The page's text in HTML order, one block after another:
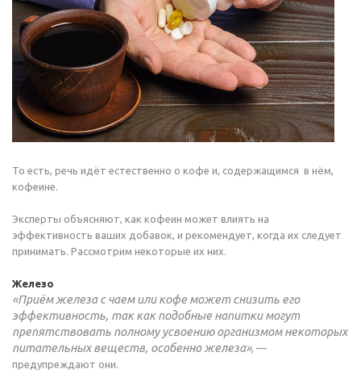
То есть, речь идёт естественно о кофе и, содержащимся в нём,
кофеине.
Эксперты объясняют, как кофеин может влиять на
эффективность ваших добавок, и рекомендует, когда их следует
принимать. Рассмотрим некоторые их них.
Железо
«Приём железа с чаем или кофе может снизить его
эффективность, так как подобные напитки могут
препятствовать полному усвоению организмом некоторых
питательных веществ, особенно железа», —
предупреждают они.